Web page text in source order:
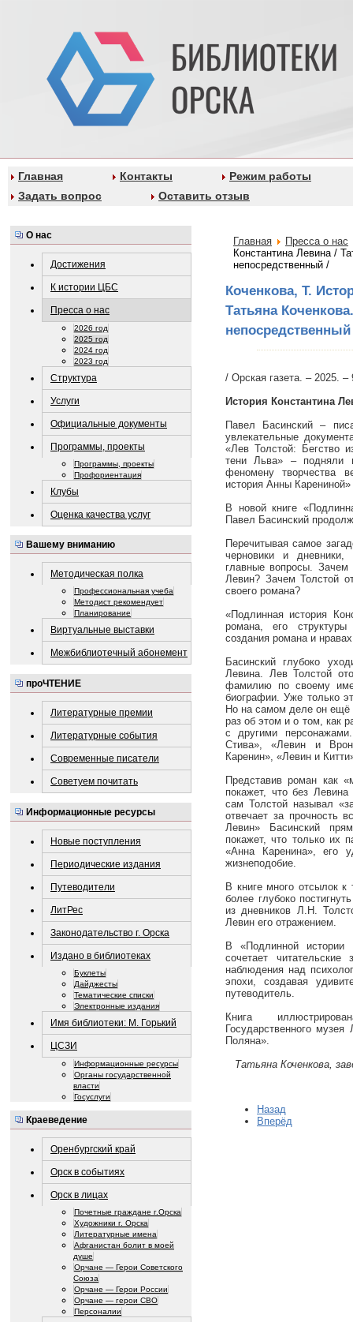
Главная Контакты
Режим работы
Задать вопрос
Оставить отзыв
О нас
Достижения
К истории ЦБС
Пресса о нас
2026 год
2025 год
2024 год
2023 год
Структура
Услуги
Официальные документы
Программы, проекты
Программы, проекты
Профориентация
Клубы
Оценка качества услуг
Вашему вниманию
Методическая полка
Профессиональная учеба
Методист рекомендует
Планирование
Виртуальные выставки
Межбиблиотечный абонемент
проЧТЕНИЕ
Литературные премии
Литературные события
Современные писатели
Советуем почитать
Информационные ресурсы
Новые поступления
Периодические издания
Путеводители
ЛитРес
Законодательство г. Орска
Издано в библиотеках
Буклеты
Дайджесты
Тематические списки
Электронные издания
Имя библиотеки: М. Горький
ЦСЗИ
Информационные ресурсы
Органы государственной
власти
Госуслуги
Краеведение
Оренбургский край
Орск в событиях
Орск в лицах
Почетные граждане г.Орска
Художники г. Орска
Литературные имена
Афганистан болит в моей
душе
Орчане — Герои Советского
Союза
Орчане — Герои России
Орчане — герои СВО
Персоналии
Главная
Пресса о нас
Константина Левина /
непосредственный /
Коченкова, Т.
Татьяна
/ Орская газета. – 2025.
История Константина
Павел Басинский –
увлекательные
«Лев Толстой: Бегство
тени Льва» – подняли
феномену творчества
история Анны
В новой книге
Павел Басинский
Перечитывая самое
черновики и дневники,
главные вопросы. Зачем
Левин? Зачем Толстой
своего романа?
«Подлинная история
романа, его
создания романа и
Басинский глубоко
Левина. Лев Толстой
фамилию по своему
биографии. Уже только
Но на самом деле он ещё
раз об этом и о том, как
с другими
Стива», «Левин и
Каренин», «Левин и
Представив роман как
покажет, что без
сам Толстой называл
отвечает за прочность
Левин» Басинский
покажет, что только их
«Анна Каренина», его
жизнеподобие.
В книге много отсылок к
более глубоко
из дневников Л.Н.
Левин его отражением.
В «Подлинной истории
сочетает читательские
наблюдения над
эпохи, создавая
путеводитель.
Книга
Государственного
Поляна».
Татьяна Коченкова,
Назад
Вперёд